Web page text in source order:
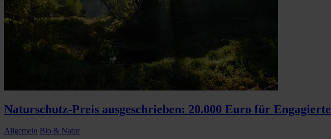
Naturschutz-Preis ausgeschrieben: 20.000 Euro für Engagierte
Allgemein Bio & Natur